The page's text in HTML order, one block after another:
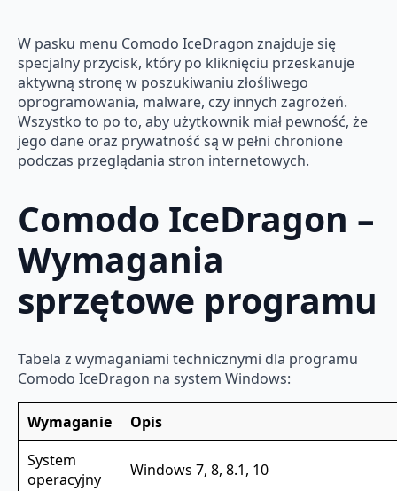
W pasku menu Comodo IceDragon znajduje się
specjalny przycisk, który po kliknięciu przeskanuje
aktywną stronę w poszukiwaniu złośliwego
oprogramowania, malware, czy innych zagrożeń.
Wszystko to po to, aby użytkownik miał pewność, że
jego dane oraz prywatność są w pełni chronione
podczas przeglądania stron internetowych.
Comodo IceDragon –
Wymagania
sprzętowe programu
Tabela z wymaganiami technicznymi dla programu
Comodo IceDragon na system Windows:
Wymaganie
Opis
System
operacyjny
Windows 7, 8, 8.1, 10